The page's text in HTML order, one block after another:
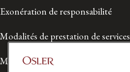
Exonération de responsabilité
Modalités de prestation de services
Modalités d'utilisation